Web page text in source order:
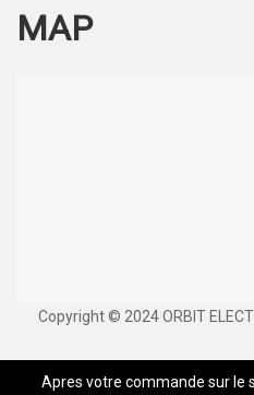
MAP
Copyright © 2024 ORBIT
Apres votre commande sur le